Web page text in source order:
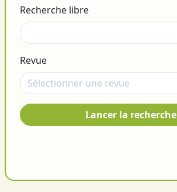
Recherche libre
Revue
Lancer la recherche